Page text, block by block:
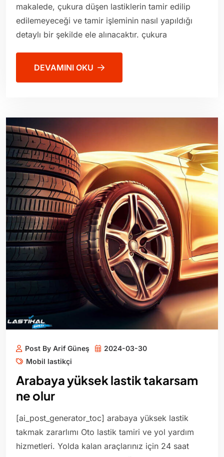
makalede, çukura düşen lastiklerin tamir edilip
edilemeyeceği ve tamir işleminin nasıl yapıldığı
detaylı bir şekilde ele alınacaktır. çukura
DEVAMINI OKU
Post By Arif Güneş
2024-03-30
Mobil lastikçi
Arabaya yüksek lastik takarsam
ne olur
[ai_post_generator_toc] arabaya yüksek lastik
takmak zararlımı Oto lastik tamiri ve yol yardım
hizmetleri. Yolda kalan araçlarınız için 24 saat